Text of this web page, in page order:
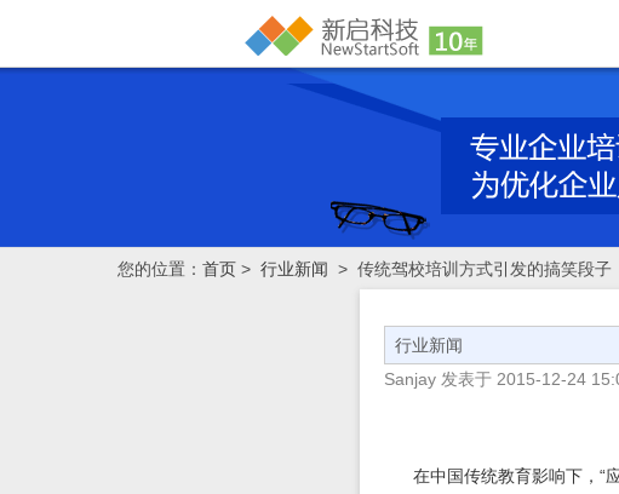
您的位置： 首页 > 行业新闻 > 传统驾校培训方式引发的搞笑段子
行业新闻
Sanjay 发表于 2015-12-24
在中国传统教育影响下，“应